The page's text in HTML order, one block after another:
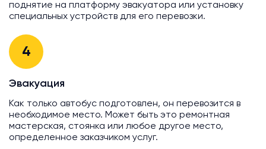
поднятие на платформу эвакуатора или установку
специальных устройств для его перевозки.
4
Эвакуация
Как только автобус подготовлен, он перевозится в
необходимое место. Может быть это ремонтная
мастерская, стоянка или любое другое место,
определенное заказчиком услуг.